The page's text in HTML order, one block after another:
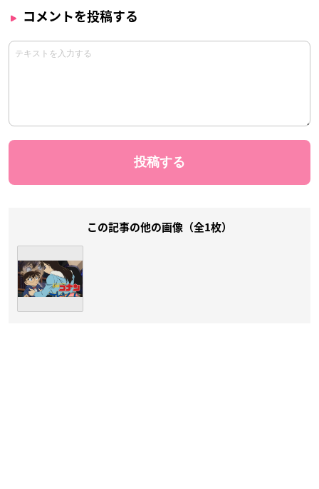
コメントを投稿する
この記事の他の画像（全1枚）